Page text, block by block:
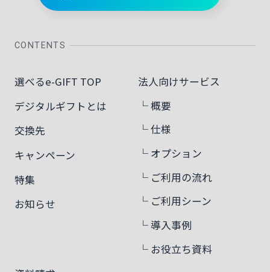
CONTENTS
選べるe-GIFT TOP
デジタルギフトとは
交換先
キャンペーン
特集
お知らせ
法人向けサービス
└ 概要
└ 仕様
└ オプション
└ ご利用の流れ
└ ご利用シーン
└ 導入事例
└ お役立ち資料